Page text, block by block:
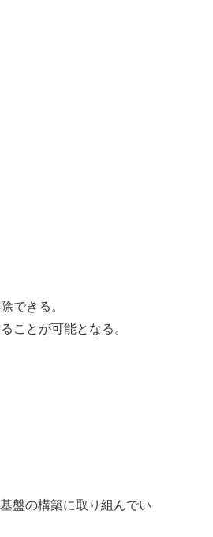
できる。
ことが可能となる。
盤の構築に取り組んでい